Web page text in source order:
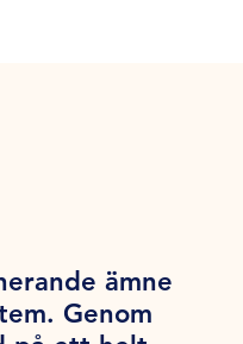
ämne
Genom